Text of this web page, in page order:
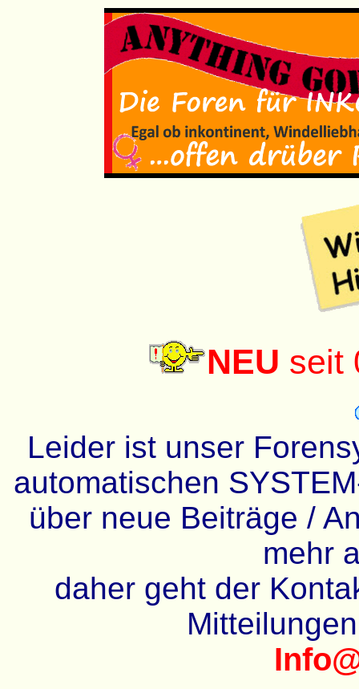
NEU seit
Leider ist unser
automatischen
über neue Beiträge /
mehr
daher geht der